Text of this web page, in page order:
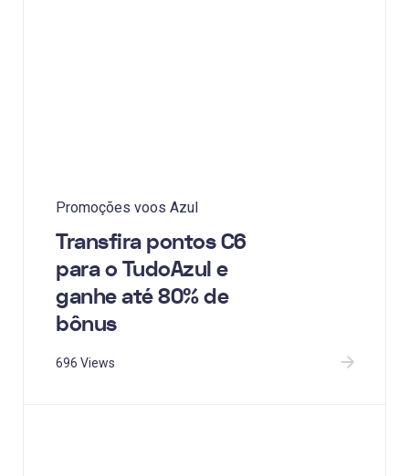
Promoções voos Azul
Transfira pontos C6
para o TudoAzul e
ganhe até 80% de
bônus
696 Views